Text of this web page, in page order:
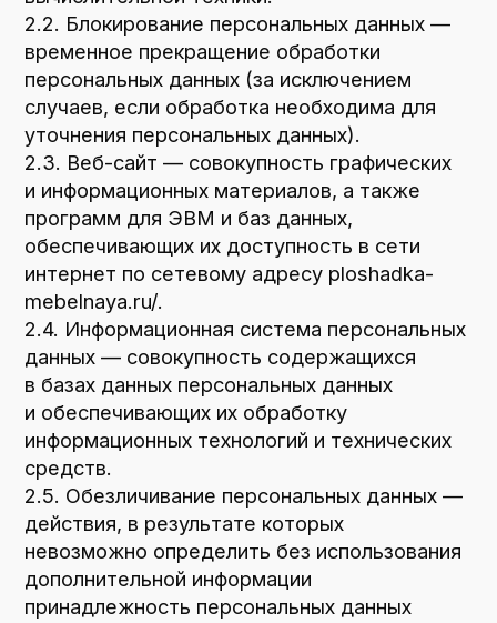
средств.
2.5. Обезличивание персональных данных —
невозможно определить без использования
дополнительной информации
принадлежность персональных данных
конкретному Пользователю или иному
субъекту персональных данных.
2.6. Обработка персональных данных —
любое действие (операция) или
совокупность действий (операций),
совершаемых с использованием средств
автоматизации или без использования таких
средств с персональными данными, включая
сбор, запись, систематизацию, накопление,
хранение, уточнение (обновление,
изменение), извлечение, использование,
передачу (распространение,
предоставление, доступ), обезличивание,
блокирование, удаление, уничтожение
персональных данных.
2.7. Оператор — государственный орган,
муниципальный орган, юридическое или
совместно с другими лицами организующие
и/или осуществляющие обработку
персональных данных, а также
определяющие цели обработки
персональных данных, состав персональных
данных, подлежащих обработке, действия
данными.